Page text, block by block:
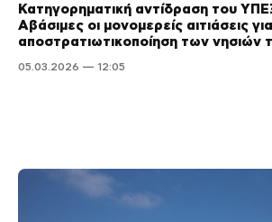
Κατηγορηματική αντίδραση του
Αβάσιμες οι μονομερείς αιτιάσεις για
αποστρατιωτικοποίηση των νησιών
05.03.2026 — 12:05